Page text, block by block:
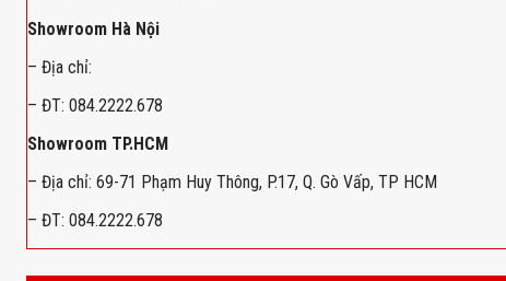
Showroom Hà Nội
– Địa chỉ:
– ĐT: 084.2222.678
Showroom TP.HCM
– Địa chỉ: 69-71 Phạm Huy Thông, P.17, Q. Gò Vấp, TP HCM
– ĐT: 084.2222.678